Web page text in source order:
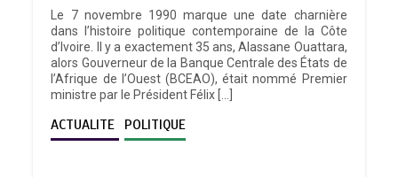
Le 7 novembre 1990 marque une date charnière
dans l’histoire politique contemporaine de la Côte
d’Ivoire. Il y a exactement 35 ans, Alassane Ouattara,
alors Gouverneur de la Banque Centrale des États de
l’Afrique de l’Ouest (BCEAO), était nommé Premier
ministre par le Président Félix […]
ACTUALITE POLITIQUE